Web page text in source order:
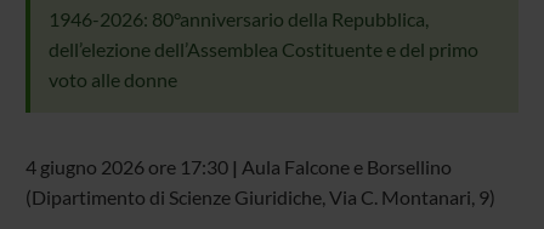
1946-2026: 80°anniversario della Repubblica,
dell’elezione dell’Assemblea Costituente e del primo
voto alle donne
4 giugno 2026 ore 17:30 | Aula Falcone e Borsellino
(Dipartimento di Scienze Giuridiche, Via C. Montanari, 9)